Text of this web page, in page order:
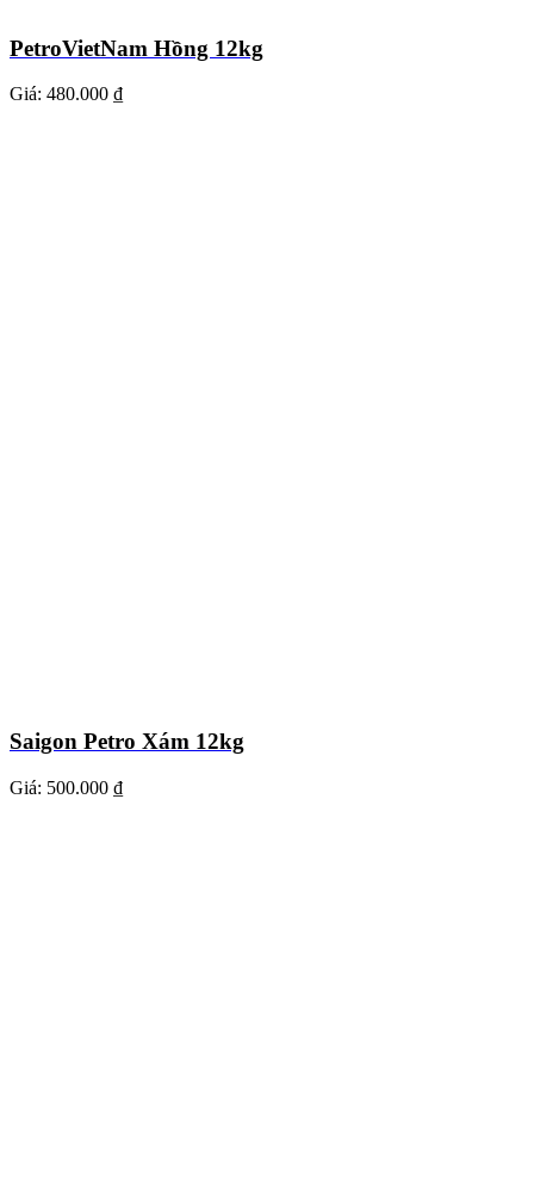
PetroVietNam Hồng 12kg
Giá: 480.000 ₫
Saigon Petro Xám 12kg
Giá: 500.000 ₫